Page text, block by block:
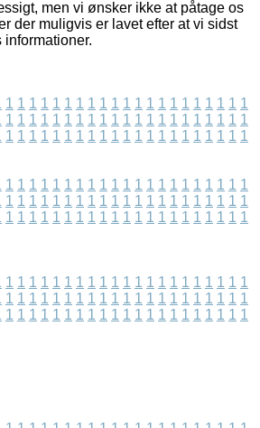
men vi ønsker ikke at påtage os
der muligvis er lavet efter at vi sidst
1 1 1 1 1 1 1 1 1 1 1 1 1 1 1 1 1 1 1 1 1
1 1 1 1 1 1 1 1 1 1 1 1 1 1 1 1 1 1 1 1 1
1 1 1 1 1 1 1 1 1 1 1 1 1 1 1 1 1 1 1 1 1
1 1 1 1 1 1 1 1 1 1 1 1 1 1 1 1 1 1 1 1 1
1 1 1 1 1 1 1 1 1 1 1 1 1 1 1 1 1 1 1 1 1
1 1 1 1 1 1 1 1 1 1 1 1 1 1 1 1 1 1 1 1 1
1 1 1 1 1 1 1 1 1 1 1 1 1 1 1 1 1 1 1 1 1
1 1 1 1 1 1 1 1 1 1 1 1 1 1 1 1 1 1 1 1 1
1 1 1 1 1 1 1 1 1 1 1 1 1 1 1 1 1 1 1 1 1